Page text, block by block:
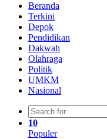
Beranda
Terkini
Depok
Pendidikan
Dakwah
Olahraga
Politik
UMKM
Nasional
10
Populer